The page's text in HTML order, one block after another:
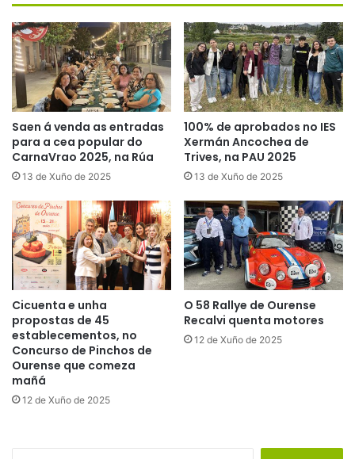
Saen á venda as entradas
para a cea popular do
CarnaVrao 2025, na Rúa
13 de Xuño de 2025
100% de aprobados no IES
Xermán Ancochea de
Trives, na PAU 2025
13 de Xuño de 2025
Cicuenta e unha
propostas de 45
establecementos, no
Concurso de Pinchos de
Ourense que comeza
mañá
12 de Xuño de 2025
O 58 Rallye de Ourense
Recalvi quenta motores
12 de Xuño de 2025